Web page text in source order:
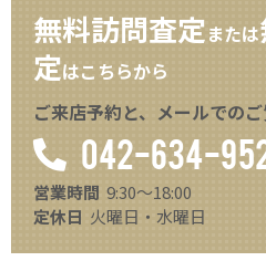
無料訪問査定または
定はこちらから
ご来店予約と、メールでの
042-634-
営業時間 9:30～18:00
定休日 火曜日・水曜日